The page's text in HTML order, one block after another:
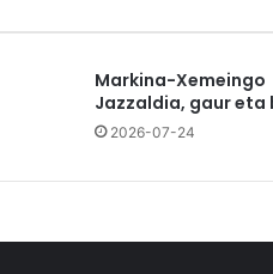
Markina-Xemeingo
Jazzaldia, gaur eta
2026-07-24